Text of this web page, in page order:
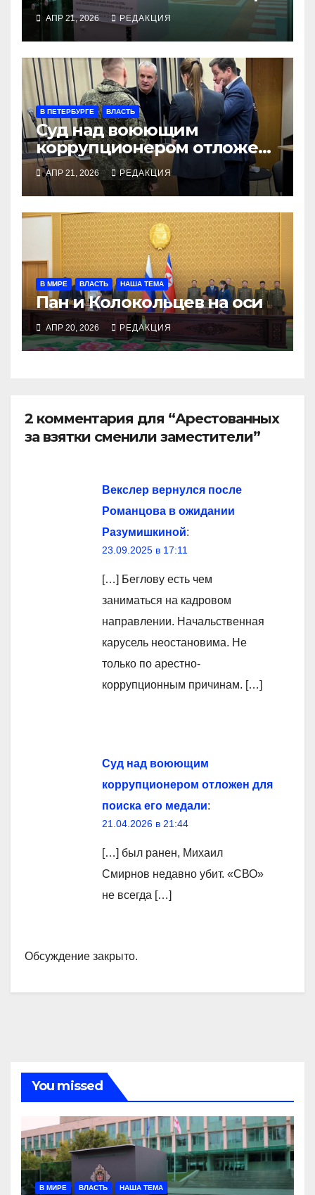
АПР 21, 2026 РЕДАКЦИЯ
В ПЕТЕРБУРГЕ ВЛАСТЬ
Суд над воюющим
коррупционером отложен
для поиска его медали
АПР 21, 2026 РЕДАКЦИЯ
В МИРЕ ВЛАСТЬ НАША ТЕМА
Пан и Колокольцев на оси
АПР 20, 2026 РЕДАКЦИЯ
2 комментария для “Арестованных
за взятки сменили заместители”
Векслер вернулся после
Романцова в ожидании
Разумишкиной:
23.09.2025 в 17:11
[…] Беглову есть чем
заниматься на кадровом
направлении. Начальственная
карусель неостановима. Не
только по арестно-
коррупционным причинам. […]
Суд над воюющим
коррупционером отложен для
поиска его медали:
21.04.2026 в 21:44
[…] был ранен, Михаил
Смирнов недавно убит. «СВО»
не всегда […]
Обсуждение закрыто.
You missed
В МИРЕ ВЛАСТЬ НАША ТЕМА